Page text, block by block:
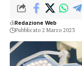
diRedazione Web
Pubblicato 2 Marzo 2023